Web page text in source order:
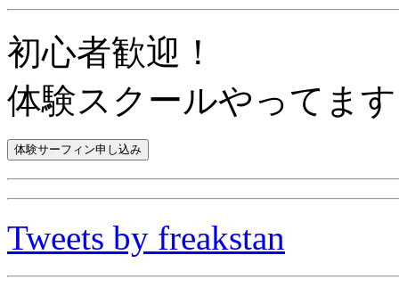
初心者歓迎！
体験スクールやってま
Tweets by freakstan